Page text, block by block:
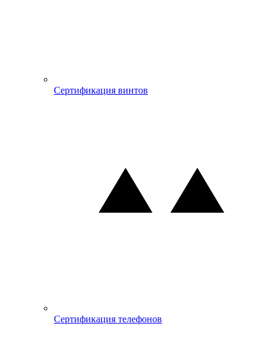
Сертификация винтов
Сертификация телефонов